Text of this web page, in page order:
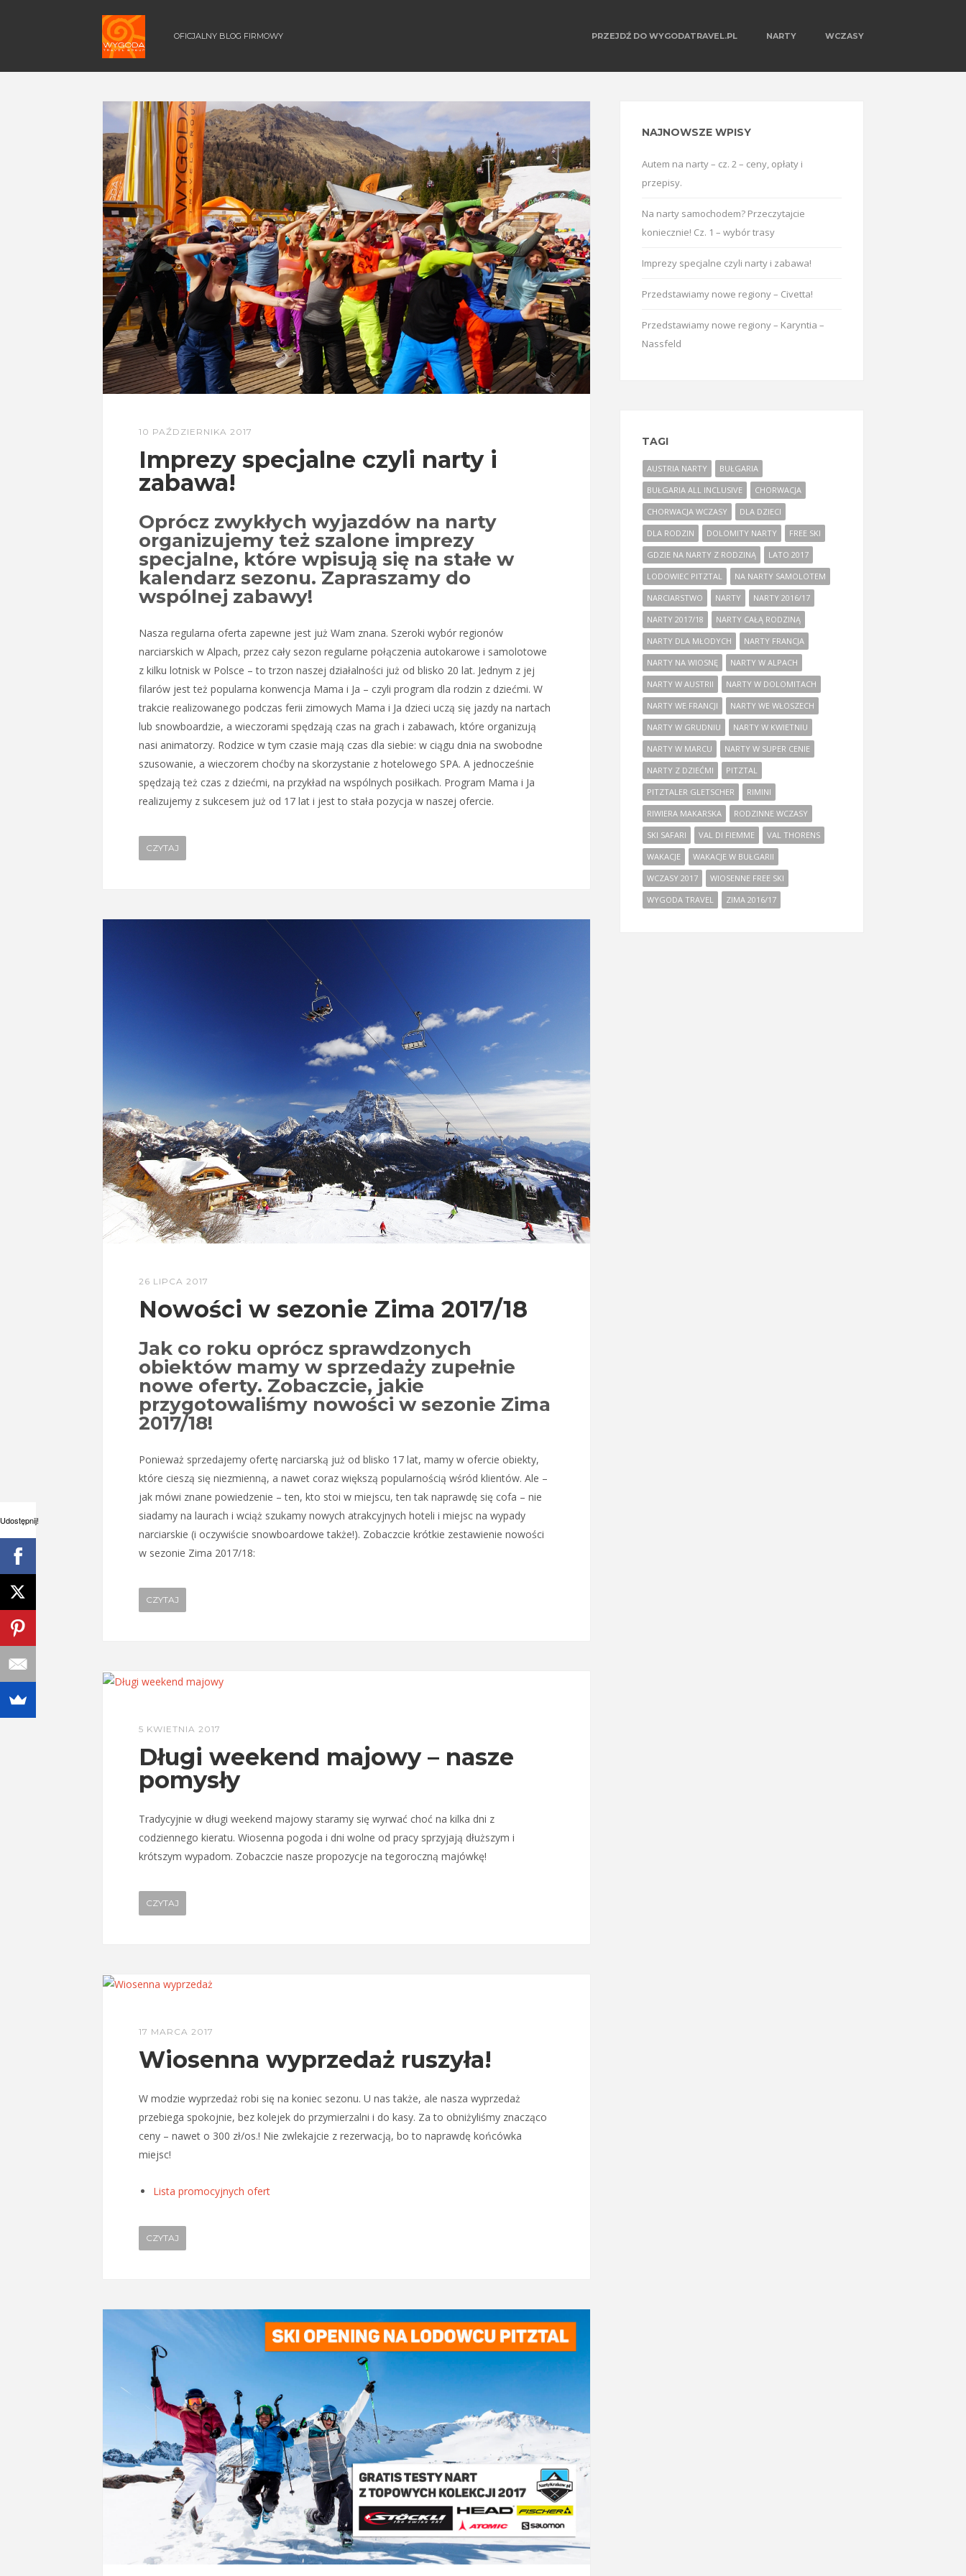
OFICJALNY BLOG FIRMOWY PRZEJDŹ DO WYGODATRAVEL.PL NARTY WCZASY
10 PAŹDZIERNIKA 2017
Imprezy specjalne czyli narty i
zabawa!
Oprócz zwykłych wyjazdów na narty
organizujemy też szalone imprezy
specjalne, które wpisują się na stałe w
kalendarz sezonu. Zapraszamy do
wspólnej zabawy!
Nasza regularna oferta zapewne jest już Wam znana. Szeroki wybór regionów
narciarskich w Alpach, przez cały sezon regularne połączenia autokarowe i samolotowe
z kilku lotnisk w Polsce – to trzon naszej działalności już od blisko 20 lat. Jednym z jej
filarów jest też popularna konwencja Mama i Ja – czyli program dla rodzin z dziećmi. W
trakcie realizowanego podczas ferii zimowych Mama i Ja dzieci uczą się jazdy na nartach
lub snowboardzie, a wieczorami spędzają czas na grach i zabawach, które organizują
nasi animatorzy. Rodzice w tym czasie mają czas dla siebie: w ciągu dnia na swobodne
szusowanie, a wieczorem choćby na skorzystanie z hotelowego SPA. A jednocześnie
spędzają też czas z dziećmi, na przykład na wspólnych posiłkach. Program Mama i Ja
realizujemy z sukcesem już od 17 lat i jest to stała pozycja w naszej ofercie.
CZYTAJ
26 LIPCA 2017
Nowości w sezonie Zima 2017/18
Jak co roku oprócz sprawdzonych
obiektów mamy w sprzedaży zupełnie
nowe oferty. Zobaczcie, jakie
przygotowaliśmy nowości w sezonie Zima
2017/18!
Ponieważ sprzedajemy ofertę narciarską już od blisko 17 lat, mamy w ofercie obiekty,
które cieszą się niezmienną, a nawet coraz większą popularnością wśród klientów. Ale –
jak mówi znane powiedzenie – ten, kto stoi w miejscu, ten tak naprawdę się cofa – nie
siadamy na laurach i wciąż szukamy nowych atrakcyjnych hoteli i miejsc na wypady
narciarskie (i oczywiście snowboardowe także!). Zobaczcie krótkie zestawienie nowości
w sezonie Zima 2017/18:
CZYTAJ
5 KWIETNIA 2017
Długi weekend majowy – nasze
pomysły
Tradycyjnie w długi weekend majowy staramy się wyrwać choć na kilka dni z
codziennego kieratu. Wiosenna pogoda i dni wolne od pracy sprzyjają dłuższym i
krótszym wypadom. Zobaczcie nasze propozycje na tegoroczną majówkę!
CZYTAJ
17 MARCA 2017
Wiosenna wyprzedaż ruszyła!
W modzie wyprzedaż robi się na koniec sezonu. U nas także, ale nasza wyprzedaż
przebiega spokojnie, bez kolejek do przymierzalni i do kasy. Za to obniżyliśmy znacząco
ceny – nawet o 300 zł/os.! Nie zwlekajcie z rezerwacją, bo to naprawdę końcówka
miejsc!
Lista promocyjnych ofert
CZYTAJ
NAJNOWSZE WPISY
Autem na narty – cz. 2 – ceny, opłaty i
przepisy.
Na narty samochodem? Przeczytajcie
koniecznie! Cz. 1 – wybór trasy
Imprezy specjalne czyli narty i zabawa!
Przedstawiamy nowe regiony – Civetta!
Przedstawiamy nowe regiony – Karyntia –
Nassfeld
TAGI
AUSTRIA NARTY
BUŁGARIA
BUŁGARIA ALL INCLUSIVE
CHORWACJA
CHORWACJA WCZASY
DLA DZIECI
DLA RODZIN
DOLOMITY NARTY
FREE SKI
GDZIE NA NARTY Z RODZINĄ
LATO 2017
LODOWIEC PITZTAL
NA NARTY SAMOLOTEM
NARCIARSTWO
NARTY
NARTY 2016/17
NARTY 2017/18
NARTY CAŁĄ RODZINĄ
NARTY DLA MŁODYCH
NARTY FRANCJA
NARTY NA WIOSNĘ
NARTY W ALPACH
NARTY W AUSTRII
NARTY W DOLOMITACH
NARTY WE FRANCJI
NARTY WE WŁOSZECH
NARTY W GRUDNIU
NARTY W KWIETNIU
NARTY W MARCU
NARTY W SUPER CENIE
NARTY Z DZIEĆMI
PITZTAL
PITZTALER GLETSCHER
RIMINI
RIWIERA MAKARSKA
RODZINNE WCZASY
SKI SAFARI
VAL DI FIEMME
VAL THORENS
WAKACJE
WAKACJE W BUŁGARII
WCZASY 2017
WIOSENNE FREE SKI
WYGODA TRAVEL
ZIMA 2016/17
Udostępnij!